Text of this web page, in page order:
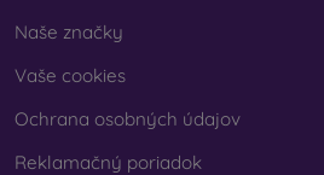
Naše značky
Vaše cookies
Ochrana osobných údajov
Reklamačný poriadok